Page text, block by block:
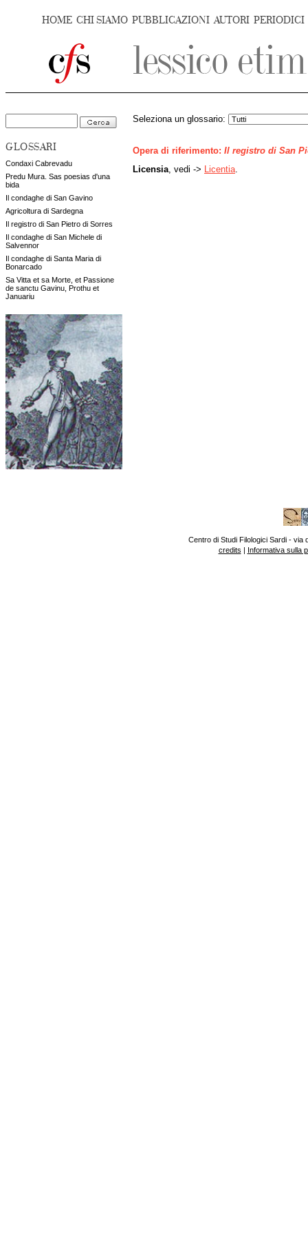
HOME CHI SIAMO PUBBLICAZIONI AUTORI PERIODICI
GLOSSARI
Condaxi Cabrevadu
Predu Mura. Sas poesias d'una
bida
Il condaghe di San Gavino
Agricoltura di Sardegna
Il registro di San Pietro di Sorres
Il condaghe di San Michele di
Salvennor
Il condaghe di Santa Maria di
Bonarcado
Sa Vitta et sa Morte, et Passione
de sanctu Gavinu, Prothu et
Januariu
Seleziona un glossario:
Opera di riferimento: Il registro di San
Licensia , vedi -> Licentia
Centro di Studi Filologici Sardi - via
credits | Informativa sulla